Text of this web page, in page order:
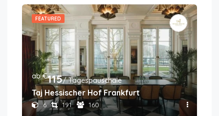
FEATURED
ab €115/ Tagespauschale
Taj Hessischer Hof Frankfurt
6 191 160